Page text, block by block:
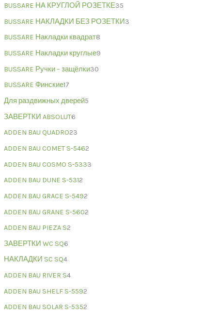
BUSSARE НА КРУГЛОЙ РОЗЕТКЕ35
BUSSARE НАКЛАДКИ БЕЗ РОЗЕТКИ3
BUSSARE Накладки квадрат8
BUSSARE Накладки круглые9
BUSSARE Ручки – защёлки30
BUSSARE Финские17
Для раздвижных дверей5
ЗАВЕРТКИ ABSOLUT6
ADDEN BAU QUADRO23
ADDEN BAU COMET S-5462
ADDEN BAU COSMO S-5333
ADDEN BAU DUNE S-5312
ADDEN BAU GRACE S-5492
ADDEN BAU GRANE S-5602
ADDEN BAU PIEZA S2
ЗАВЕРТКИ WC SQ6
НАКЛАДКИ SC SQ4
ADDEN BAU RIVER S4
ADDEN BAU SHELF S-5592
ADDEN BAU SOLAR S-5352